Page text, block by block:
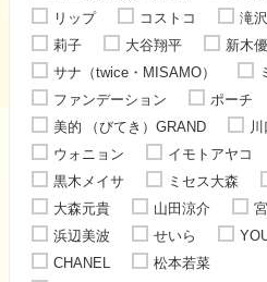
リップ
コストコ 滝
莉子
大谷翔平 新木
サナ（twice・MISAMO）
ファンデーション
ポーチ
美的 （びてき）GRAND
ウォニョン
イモトアヤコ
黒木メイサ
ミセス大森
大森元貴
山田涼介
浜辺美波
せいら
CHANEL
松本若菜